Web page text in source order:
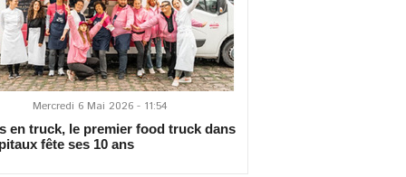
Mercredi 6 Mai 2026 - 11:54
en truck, le premier food truck dans
fête ses 10 ans